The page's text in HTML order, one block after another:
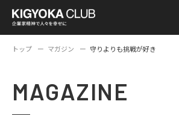
トップ マガジン 守りよりも挑戦が好き
MAGAZINE